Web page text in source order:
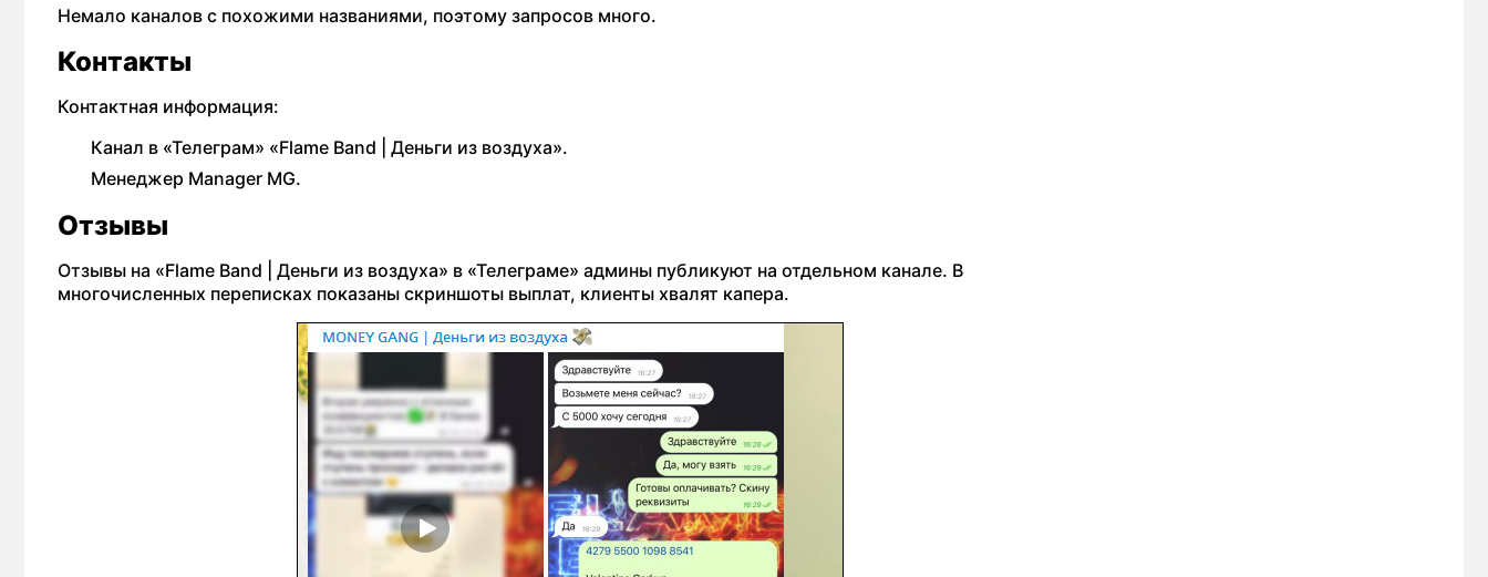
Немало каналов с похожими названиями, поэтому запросов много.
Контакты
Контактная информация:
Канал в «Телеграм» «Flame Band | Деньги из воздуха».
Менеджер Manager MG.
Отзывы
Отзывы на «Flame Band | Деньги из воздуха» в «Телеграме» админы публикуют на отдельном канале. В
многочисленных переписках показаны скриншоты выплат, клиенты хвалят капера.